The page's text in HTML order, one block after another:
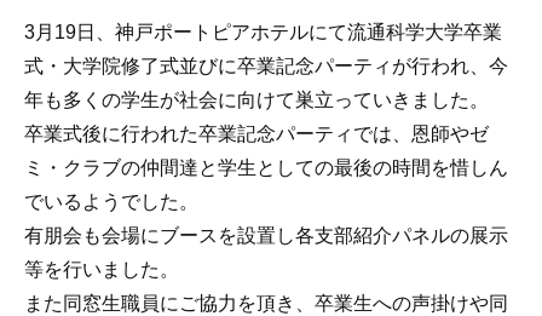
3月19日、神戸ポートピアホテルにて流通科学大学卒業
式・大学院修了式並びに卒業記念パーティが行われ、今
年も多くの学生が社会に向けて巣立っていきました。
卒業式後に行われた卒業記念パーティでは、恩師やゼ
ミ・クラブの仲間達と学生としての最後の時間を惜しん
でいるようでした。
有朋会も会場にブースを設置し各支部紹介パネルの展示
等を行いました。
また同窓生職員にご協力を頂き、卒業生への声掛けや同